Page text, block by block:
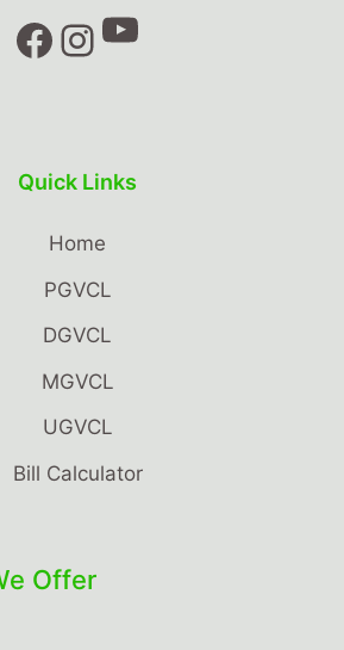
Facebook
Instagram
YouTube
Quick Links
Home
PGVCL
DGVCL
MGVCL
UGVCL
Bill Calculator
Offer